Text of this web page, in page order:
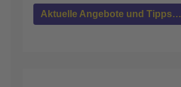
Aktuelle Angebote und Tipps…